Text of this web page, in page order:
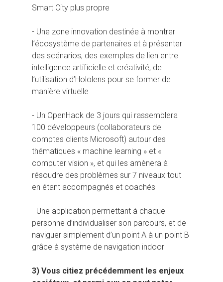
Smart City plus propre
- Une zone innovation destinée à montrer
l’écosystème de partenaires et à présenter
des scénarios, des exemples de lien entre
intelligence artificielle et créativité, de
l’utilisation d’Hololens pour se former de
manière virtuelle
- Un OpenHack de 3 jours qui rassemblera
100 développeurs (collaborateurs de
comptes clients Microsoft) autour des
thématiques « machine learning » et «
computer vision », et qui les amènera à
résoudre des problèmes sur 7 niveaux tout
en étant accompagnés et coachés
- Une application permettant à chaque
personne d’individualiser son parcours, et de
naviguer simplement d’un point A à un point B
grâce à système de navigation indoor
3) Vous citiez précédemment les enjeux